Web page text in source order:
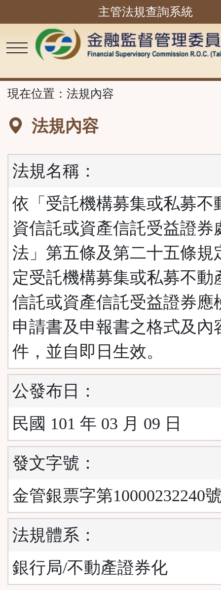
內
容
主管法規查詢系統
現在位置： 法規內容
法規內容
法規名稱：
依「受託機構募集或私募不
資信託或資產信託受益證券
法」第五條及第二十五條規
定受託機構募集或私募不動
信託或資產信託受益證券應
申請書及申報書之格式及內
件，並自即日生效。
公發布日：
民國 101 年 03 月 09 日
發文字號：
金管銀票字第10000232240
法規體系：
銀行局/不動產證券化